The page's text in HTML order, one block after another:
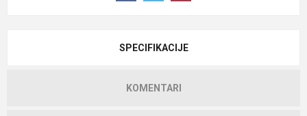
SPECIFIKACIJE
KOMENTARI